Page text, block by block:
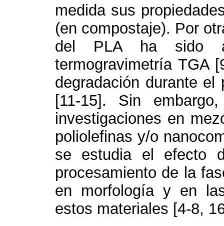
medida sus
(en compostaje). Por
del PLA ha sido
termogravimetría TGA
degradación durante el
[11-15]. Sin
investigaciones en
poliolefinas y/o
se estudia el efecto
procesamiento de la
en morfología y en
estos materiales [4-8,